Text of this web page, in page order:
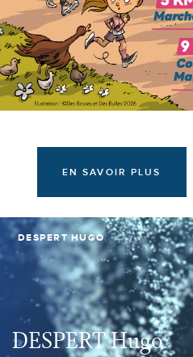
Actualités
Prendre rendez-vous
EN SAVOIR PLUS
DESPERT HUGO
DESPERT Hugo